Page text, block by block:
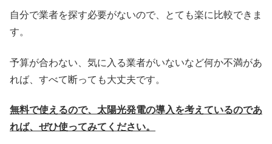
自分で業者を探す必要がないので、とても楽に比較できま
す。
予算が合わない、気に入る業者がいないなど何か不満があ
れば、すべて断っても大丈夫です。
無料で使えるので、太陽光発電の導入を考えているのであ
れば、ぜひ使ってみてください。